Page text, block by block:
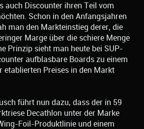
auch Discounter ihren Teil vom
Schon in den Anfangsjahren
man den Markteinstieg derer, die
Marge über die schiere Menge
Prinzip sieht man heute bei SUP-
aufblasbare Boards zu einem
etablierten Preises in den Markt
führt nun dazu, dass der in 59
Decathlon unter der Marke
Foil-Produktlinie und einem